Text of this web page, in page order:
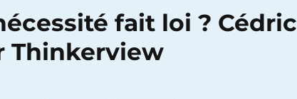
fait loi ? Cédric
Thinkerview